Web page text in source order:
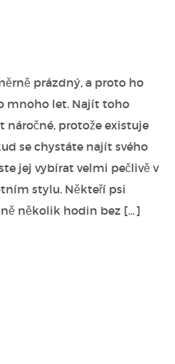
prázdný, a proto ho
mnoho let. Najít toho
náročné, protože existuje
se chystáte najít svého
jej vybírat velmi pečlivě v
stylu. Někteří psi
několik hodin bez […]